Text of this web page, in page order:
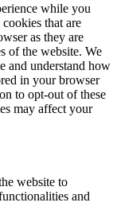
while you
that are
as they are
of the website. We
and understand how
in your browser
to opt-out of these
may affect your
website to
and